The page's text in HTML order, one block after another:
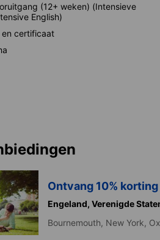
(12+ weken) (Intensieve
English)
en certificaat
Ontvang 10%
Engeland, Verenigde
Bournemouth, New York,